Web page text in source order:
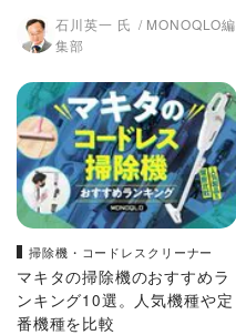
石川英一 氏
MONOQLO編
集部
掃除機・コードレスクリーナー
マキタの掃除機のおすすめラ
ンキング10選。人気機種や定
番機種を比較